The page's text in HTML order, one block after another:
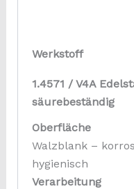
Werkstoff
1.4571 / V4A
säurebeständig
Oberfläche
Walzblank –
hygienisch
Verarbeitung